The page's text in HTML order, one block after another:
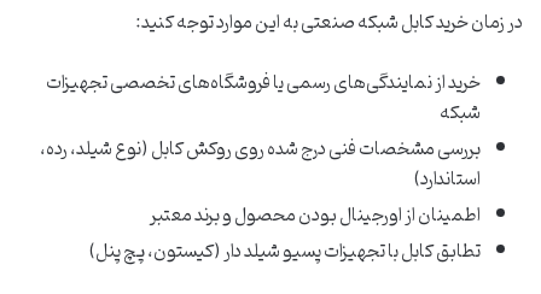
در زمان خرید کابل شبکه صنعتی به این موارد توجه کنید:
خرید از نمایندگی‌های رسمی یا فروشگاه‌های تخصصی تجهیزات
شبکه
بررسی مشخصات فنی درج‌ شده روی روکش کابل (نوع شیلد، رده،
استاندارد)
اطمینان از اورجینال بودن محصول و برند معتبر
تطابق کابل با تجهیزات پسیو شیلد دار (کیستون، پچ ‌پنل)